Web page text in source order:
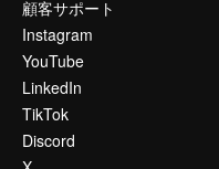
顧客サポート
Instagram
YouTube
LinkedIn
TikTok
Discord